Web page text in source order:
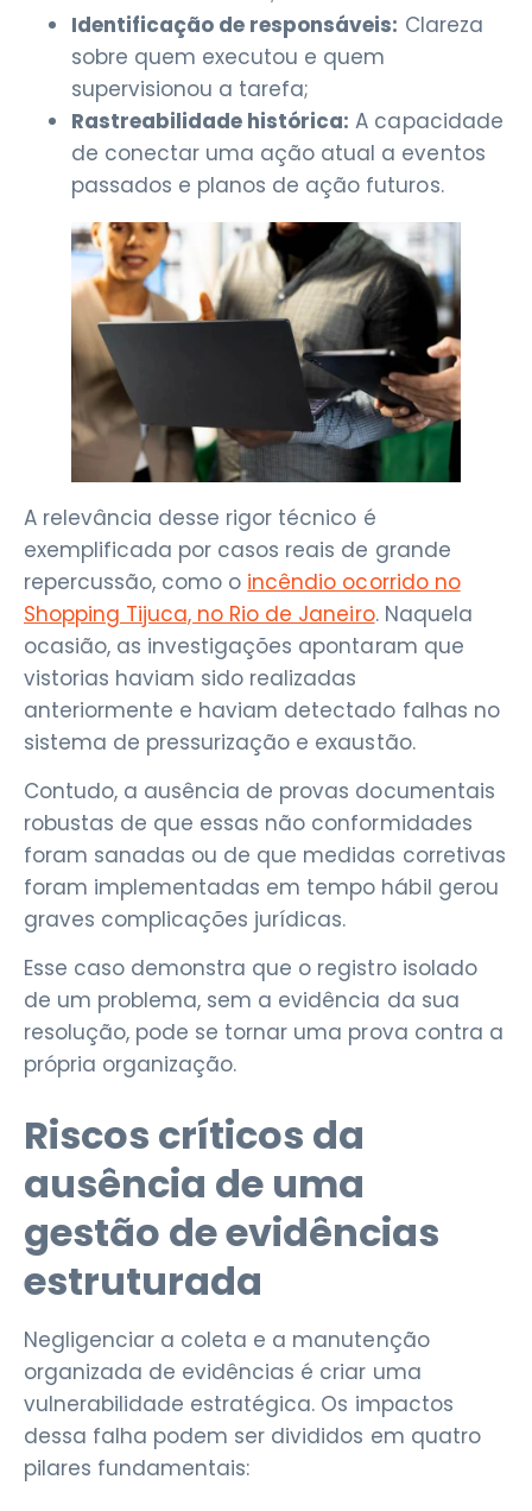
Identificação de responsáveis: Clareza
sobre quem executou e quem
supervisionou a tarefa;
Rastreabilidade histórica: A capacidade
de conectar uma ação atual a eventos
passados e planos de ação futuros.
A relevância desse rigor técnico é
exemplificada por casos reais de grande
repercussão, como o incêndio ocorrido no
Shopping Tijuca, no Rio de Janeiro. Naquela
ocasião, as investigações apontaram que
vistorias haviam sido realizadas
anteriormente e haviam detectado falhas no
sistema de pressurização e exaustão.
Contudo, a ausência de provas documentais
robustas de que essas não conformidades
foram sanadas ou de que medidas corretivas
foram implementadas em tempo hábil gerou
graves complicações jurídicas.
Esse caso demonstra que o registro isolado
de um problema, sem a evidência da sua
resolução, pode se tornar uma prova contra a
própria organização.
Riscos críticos da
ausência de uma
gestão de evidências
estruturada
Negligenciar a coleta e a manutenção
organizada de evidências é criar uma
vulnerabilidade estratégica. Os impactos
dessa falha podem ser divididos em quatro
pilares fundamentais: